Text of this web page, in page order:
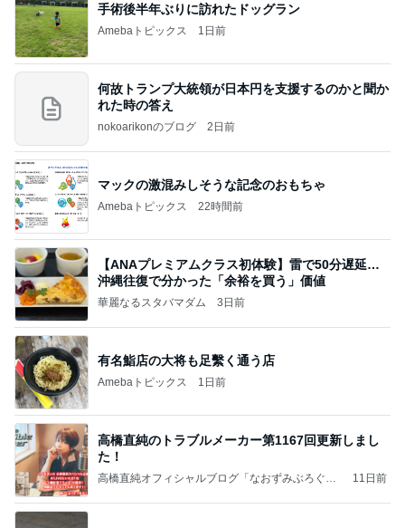
手術後半年ぶりに訪れたドッグラン
Amebaトピックス 1日前
何故トランプ大統領が日本円を支援するのかと聞か
れた時の答え
nokoarikonのブログ 2日前
マックの激混みしそうな記念のおもちゃ
Amebaトピックス 22時間前
【ANAプレミアムクラス初体験】雷で50分遅延…
沖縄往復で分かった「余裕を買う」価値
華麗なるスタバマダム 3日前
有名鮨店の大将も足繫く通う店
Amebaトピックス 1日前
高橋直純のトラブルメーカー第1167回更新しまし
た！
高橋直純オフィシャルブログ「なおずみぶろぐ」
11日前